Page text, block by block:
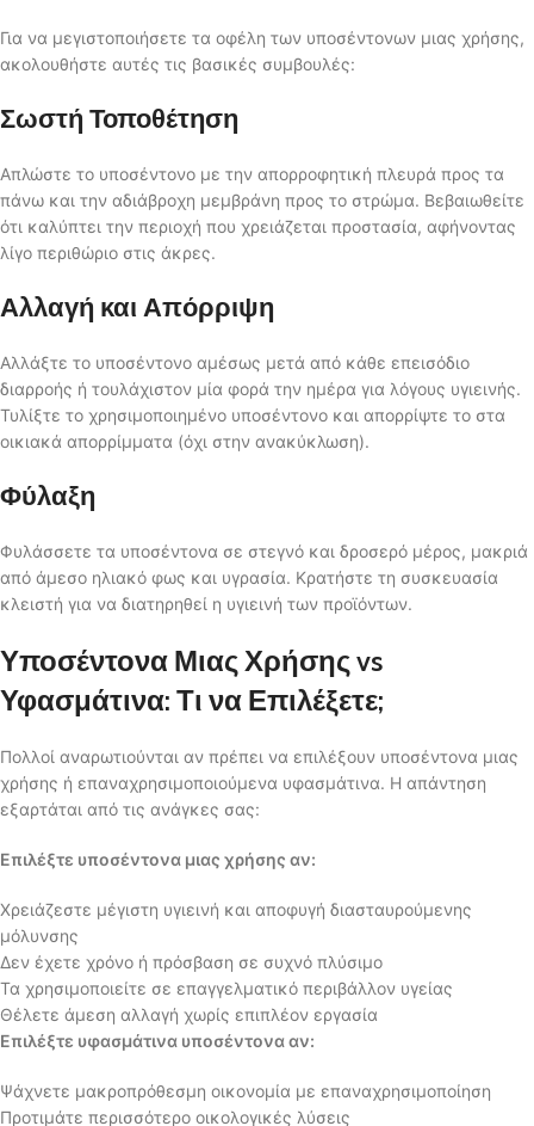
Για να μεγιστοποιήσετε τα οφέλη των υποσέντονων μιας χρήσης,
ακολουθήστε αυτές τις βασικές συμβουλές:
Σωστή Τοποθέτηση
Απλώστε το υποσέντονο με την απορροφητική πλευρά προς τα
πάνω και την αδιάβροχη μεμβράνη προς το στρώμα. Βεβαιωθείτε
ότι καλύπτει την περιοχή που χρειάζεται προστασία, αφήνοντας
λίγο περιθώριο στις άκρες.
Αλλαγή και Απόρριψη
Αλλάξτε το υποσέντονο αμέσως μετά από κάθε επεισόδιο
διαρροής ή τουλάχιστον μία φορά την ημέρα για λόγους υγιεινής.
Τυλίξτε το χρησιμοποιημένο υποσέντονο και απορρίψτε το στα
οικιακά απορρίμματα (όχι στην ανακύκλωση).
Φύλαξη
Φυλάσσετε τα υποσέντονα σε στεγνό και δροσερό μέρος, μακριά
από άμεσο ηλιακό φως και υγρασία. Κρατήστε τη συσκευασία
κλειστή για να διατηρηθεί η υγιεινή των προϊόντων.
Υποσέντονα Μιας Χρήσης vs
Υφασμάτινα: Τι να Επιλέξετε;
Πολλοί αναρωτιούνται αν πρέπει να επιλέξουν υποσέντονα μιας
χρήσης ή επαναχρησιμοποιούμενα υφασμάτινα. Η απάντηση
εξαρτάται από τις ανάγκες σας:
Επιλέξτε υποσέντονα μιας χρήσης αν:
Χρειάζεστε μέγιστη υγιεινή και αποφυγή διασταυρούμενης
μόλυνσης
Δεν έχετε χρόνο ή πρόσβαση σε συχνό πλύσιμο
Τα χρησιμοποιείτε σε επαγγελματικό περιβάλλον υγείας
Θέλετε άμεση αλλαγή χωρίς επιπλέον εργασία
Επιλέξτε υφασμάτινα υποσέντονα αν:
Ψάχνετε μακροπρόθεσμη οικονομία με επαναχρησιμοποίηση
Προτιμάτε περισσότερο οικολογικές λύσεις